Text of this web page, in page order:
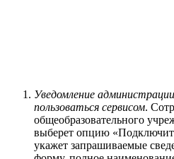
Уведомление
пользоваться сервисом.
общеобразовательного
выберет опцию
укажет запрашиваемые